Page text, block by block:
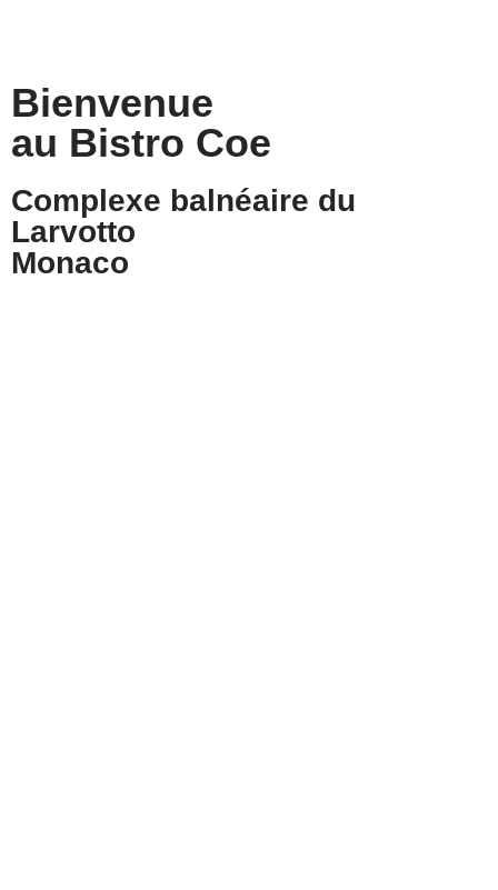
au
contenu
Bienvenue
au Bistro Coe
Complexe balnéaire du
Larvotto
Monaco